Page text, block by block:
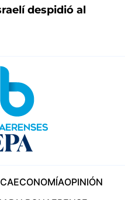
despidió al
ECONOMÍAOPINIÓN